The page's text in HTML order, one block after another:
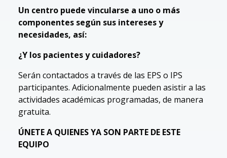
Un centro puede vincularse a uno o más
componentes según sus intereses y
necesidades, así:
¿Y los pacientes y cuidadores?
Serán contactados a través de las EPS o IPS
participantes. Adicionalmente pueden asistir a las
actividades académicas programadas, de manera
gratuita.
ÚNETE A QUIENES YA SON PARTE DE ESTE
EQUIPO